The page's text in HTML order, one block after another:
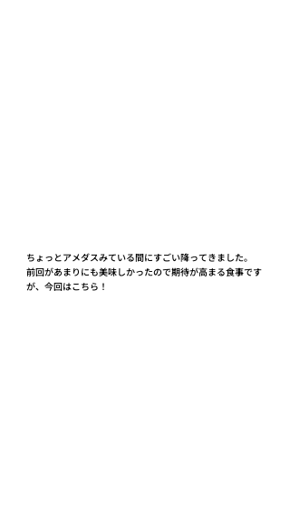
ちょっとアメダスみている間にすごい降ってきました。
前回があまりにも美味しかったので期待が高まる食事です
が、今回はこちら！